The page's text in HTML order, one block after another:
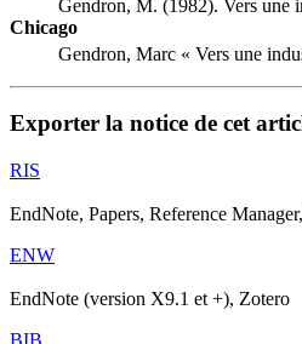
Gendron, M. (1982). Vers une
Chicago
Gendron, Marc « Vers une
Exporter la notice de cet
RIS
EndNote, Papers, Reference
ENW
EndNote (version X9.1 et +), Zotero